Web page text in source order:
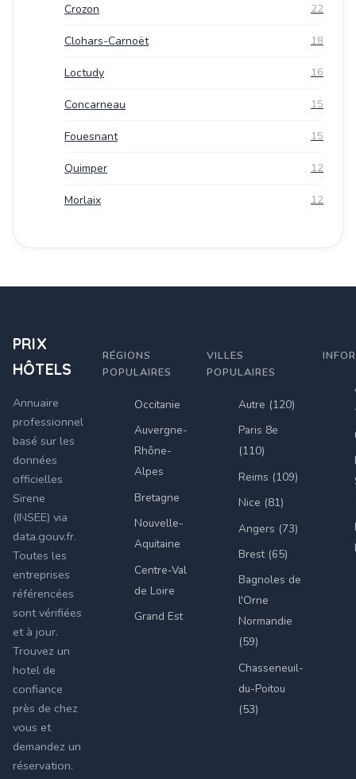
Crozon 22
Clohars-Carnoët 18
Loctudy 16
Concarneau 15
Fouesnant 15
Quimper 12
Morlaix 12
PRIX
HÔTELS
Annuaire
professionnel
basé sur les
données
officielles
Sirene
(INSEE) via
data.gouv.fr.
Toutes les
entreprises
référencées
sont vérifiées
et à jour.
Trouvez un
hotel de
confiance
près de chez
vous et
demandez un
réservation.
RÉGIONS
POPULAIRES
Occitanie
Auvergne-
Rhône-
Alpes
Bretagne
Nouvelle-
Aquitaine
Centre-Val
de Loire
Grand Est
VILLES
POPULAIRES
Autre (120)
Paris 8e
(110)
Reims (109)
Nice (81)
Angers (73)
Brest (65)
Bagnoles de
l'Orne
Normandie
(59)
Chasseneuil-
du-Poitou
(53)